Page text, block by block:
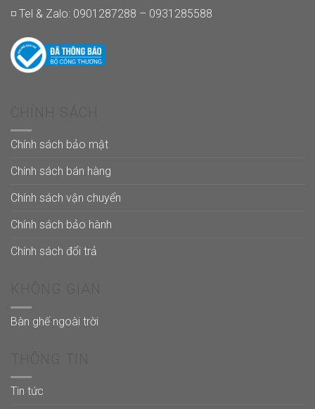
◽ Tel & Zalo: 0901287288 – 0931285588
Chính sách bảo mật
Chính sách bán hàng
Chính sách vận chuyển
Chính sách bảo hành
Chính sách đổi trả
Bàn ghế ngoài trời
Tin tức